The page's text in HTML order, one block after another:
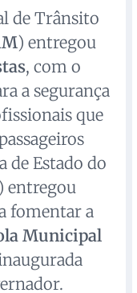
de Trânsito
) entregou
, com o
a segurança
que
de Estado do
entregou
fomentar a
Municipal